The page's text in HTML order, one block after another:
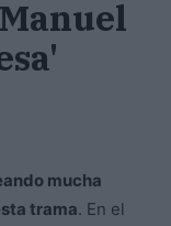
mucha
trama. En el